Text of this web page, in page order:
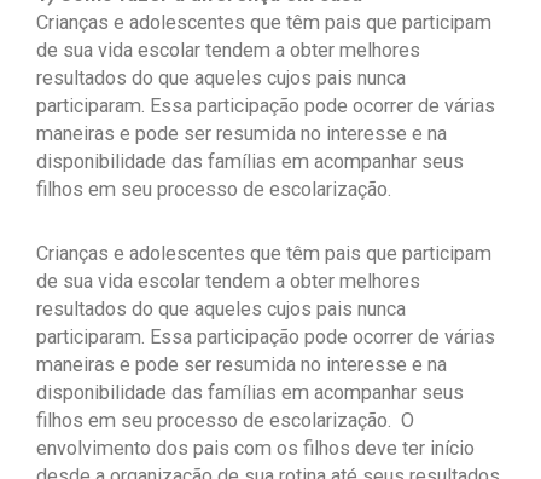
Crianças e adolescentes que têm pais que participam
de sua vida escolar tendem a obter melhores
resultados do que aqueles cujos pais nunca
participaram. Essa participação pode ocorrer de várias
maneiras e pode ser resumida no interesse e na
disponibilidade das famílias em acompanhar seus
filhos em seu processo de escolarização.
Crianças e adolescentes que têm pais que participam
de sua vida escolar tendem a obter melhores
resultados do que aqueles cujos pais nunca
participaram. Essa participação pode ocorrer de várias
maneiras e pode ser resumida no interesse e na
disponibilidade das famílias em acompanhar seus
filhos em seu processo de escolarização. O
envolvimento dos pais com os filhos deve ter início